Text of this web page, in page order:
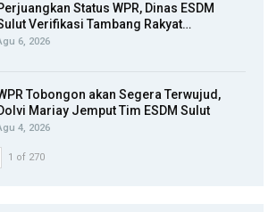
Status WPR, Dinas ESDM
Verifikasi Tambang Rakyat…
6, 2026
Tobongon akan Segera Terwujud,
Mariay Jemput Tim ESDM Sulut
4, 2026
1 of 270